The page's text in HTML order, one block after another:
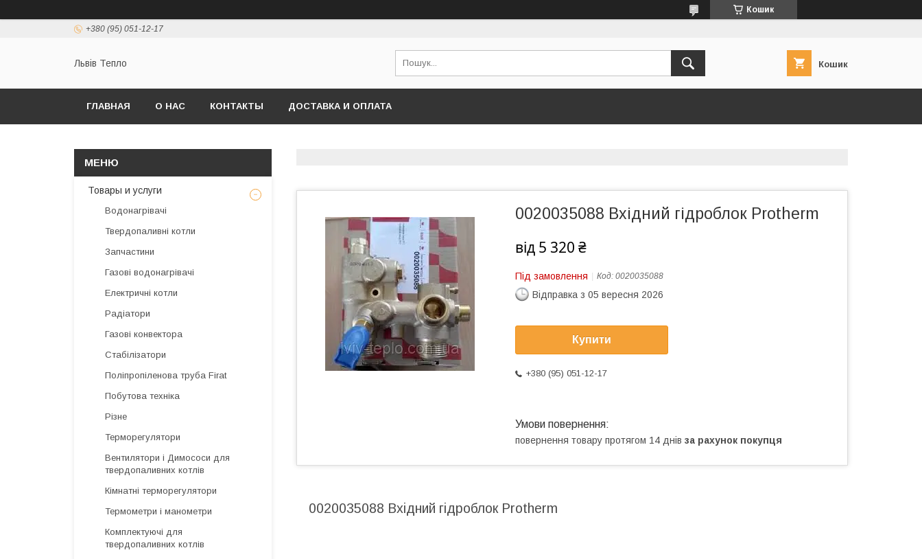
Кошик
+380 (95) 051-12-17
Львів Тепло Кошик
ГЛАВНАЯ О НАС КОНТАКТЫ ДОСТАВКА И ОПЛАТА
0020035088 Вхідний гідроблок Protherm
від 5 320 ₴
Під замовлення Код: 0020035088
Відправка з 05 вересня 2026
Купити
+380 (95) 051-12-17
повернення товару протягом 14 днів за рахунок покупця
0020035088 Вхідний гідроблок Protherm
Товары и услуги
Водонагрівачі
Твердопаливні котли
Запчастини
Газові водонагрівачі
Електричні котли
Радіатори
Газові конвектора
Стабілізатори
Поліпропіленова труба Firat
Побутова техніка
Різне
Терморегулятори
Вентилятори і Димососи для
твердопаливних котлів
Кімнатні терморегулятори
Термометри і манометри
Комплектуючі для
твердопаливних котлів